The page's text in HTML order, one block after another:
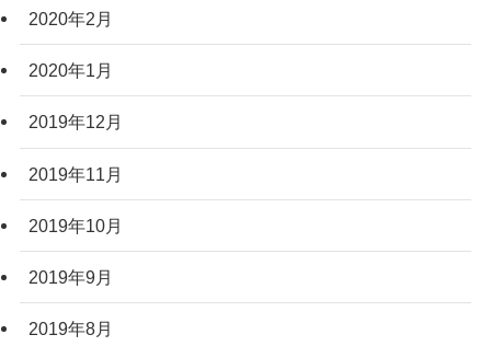
2020年2月
2020年1月
2019年12月
2019年11月
2019年10月
2019年9月
2019年8月